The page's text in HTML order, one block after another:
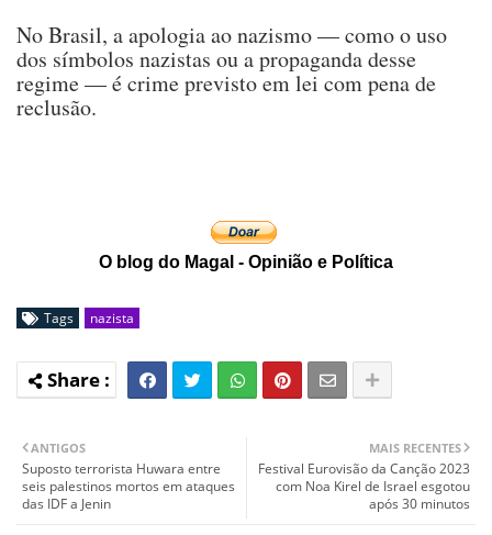
No Brasil, a apologia ao nazismo — como o uso
dos símbolos nazistas ou a propaganda desse
regime — é crime previsto em lei com pena de
reclusão.
O blog do Magal - Opinião e Política
Tags nazista
MAIS RECENTES
Festival Eurovisão da Canção 2023
com Noa Kirel de Israel esgotou
após 30 minutos
ANTIGOS
Suposto terrorista Huwara entre
seis palestinos mortos em ataques
das IDF a Jenin